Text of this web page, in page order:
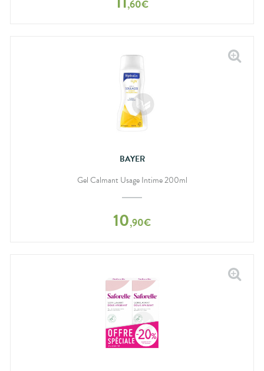
,60€
BAYER
Gel Calmant Usage Intime 200ml
10,90€